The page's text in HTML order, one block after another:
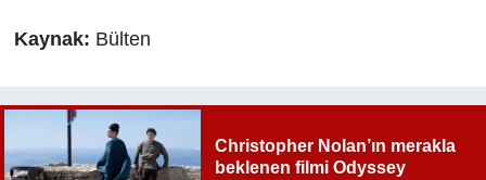
Kaynak: Bülten
Christopher Nolan’ın merakla
beklenen filmi Odyssey